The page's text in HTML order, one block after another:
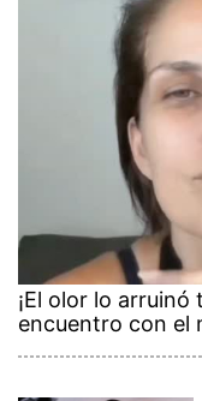
¡El olor lo arruinó
encuentro con el